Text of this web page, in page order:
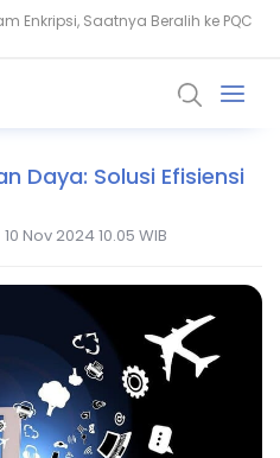
Layanan Air di Minnesota
Ubah Lanskap Ancaman Siber
Daya: Solusi Efisiensi
10 Nov 2024 10.05 WIB